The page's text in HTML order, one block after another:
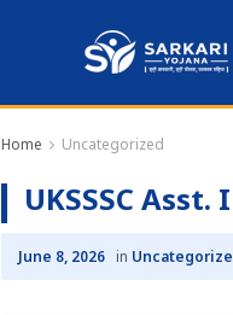
Home Uncategorized
UKSSSC
June 8, 2026 in